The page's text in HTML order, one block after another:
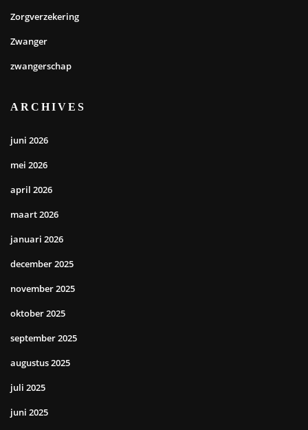
Zorgverzekering
Zwanger
zwangerschap
ARCHIVES
juni 2026
mei 2026
april 2026
maart 2026
januari 2026
december 2025
november 2025
oktober 2025
september 2025
augustus 2025
juli 2025
juni 2025